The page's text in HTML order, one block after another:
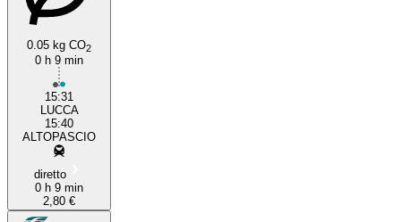
0.05 kg CO2
0 h 9 min
15:31
LUCCA
15:40
ALTOPASCIO
diretto
0 h 9 min
2,80 €